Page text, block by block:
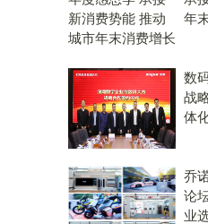
年
数
战
体
乔
论
业